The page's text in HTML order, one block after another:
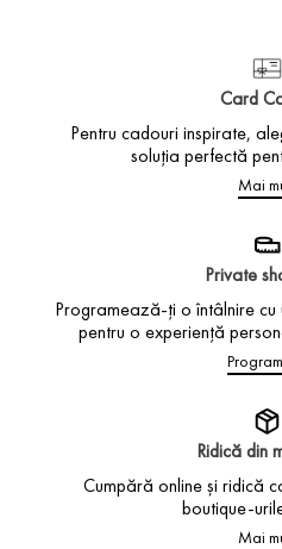
Card
Pentru cadouri inspirate,
soluția perfectă
Mai
Private
Programează-ți o întâlnire cu
pentru o experiență
Ridică din
Cumpără online și ridică
boutique-
Mai